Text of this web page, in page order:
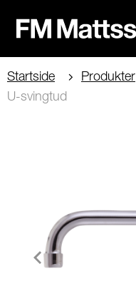
Startside Produkter
U-svingtud